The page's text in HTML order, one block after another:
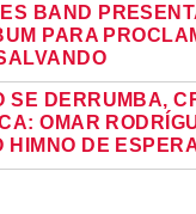
BAND
PARA
SE DERRUMBA,
OMAR
HIMNO DE